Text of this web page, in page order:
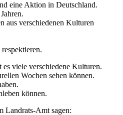
eine Aktion in Deutschland.
aus verschiedenen Kulturen
viele verschiedene Kulturen.
Wochen sehen können.
können.
Landrats-Amt sagen: